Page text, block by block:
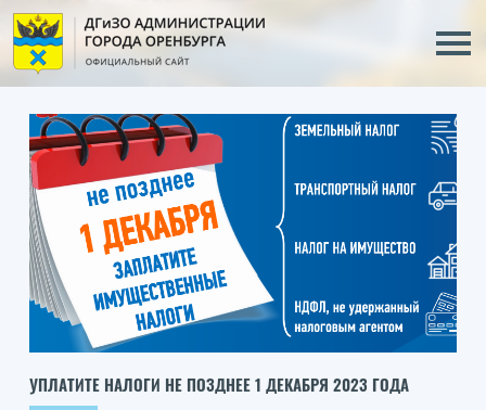
УПЛАТИТЕ НАЛОГИ НЕ ПОЗДНЕЕ 1 ДЕКАБРЯ 2023 ГОДА